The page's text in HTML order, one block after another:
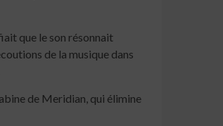
que le son résonnait
de la musique dans
de Meridian, qui élimine